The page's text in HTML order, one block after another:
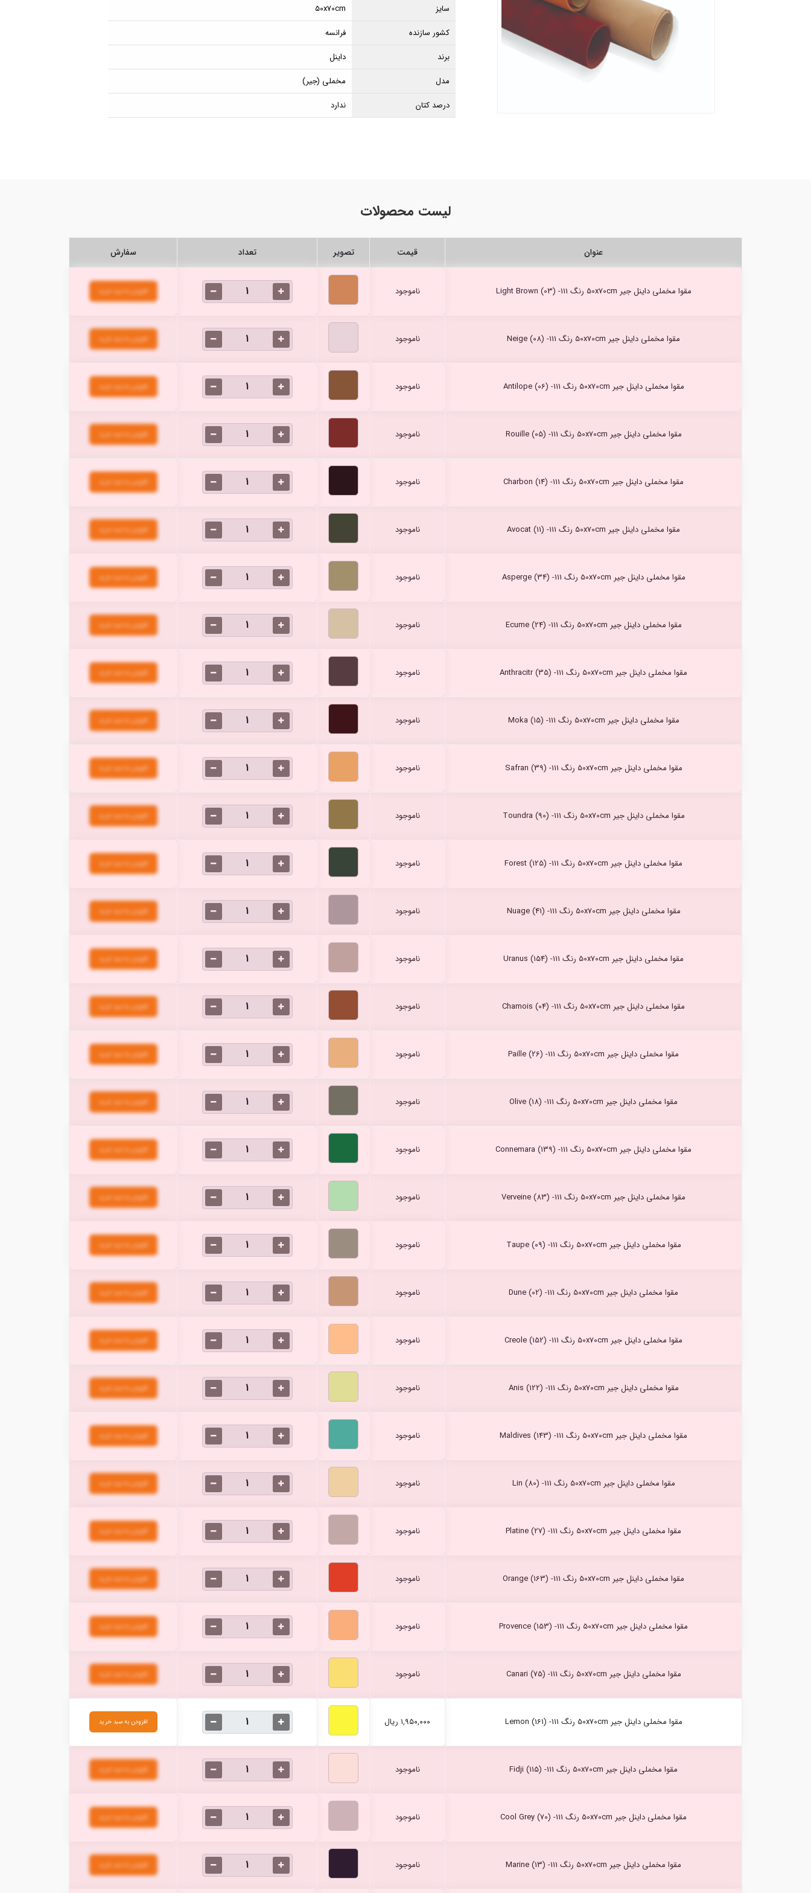
سایز
50x70cm
کشور سازنده
فرانسه
برند
داینل
مدل
مخملی (جیر)
درصد کتان
ندارد
لیست محصولات
عنوان قیمت تصویر تعداد سفارش
مقوا مخملی داینل جیر 50x70cm رنگ Light Brown (03) -111 ناموجود افزودن به سبد خرید
مقوا مخملی داینل جیر 50x70cm رنگ Neige (08) -111 ناموجود افزودن به سبد خرید
مقوا مخملی داینل جیر 50x70cm رنگ Antilope (06) -111 ناموجود افزودن به سبد خرید
مقوا مخملی داینل جیر 50x70cm رنگ Rouille (05) -111 ناموجود افزودن به سبد خرید
مقوا مخملی داینل جیر 50x70cm رنگ Charbon (14) -111 ناموجود افزودن به سبد خرید
مقوا مخملی داینل جیر 50x70cm رنگ Avocat (11) -111 ناموجود افزودن به سبد خرید
مقوا مخملی داینل جیر 50x70cm رنگ Asperge (34) -111 ناموجود افزودن به سبد خرید
مقوا مخملی داینل جیر 50x70cm رنگ Ecume (24) -111 ناموجود افزودن به سبد خرید
مقوا مخملی داینل جیر 50x70cm رنگ Anthracitr (35) -111 ناموجود افزودن به سبد خرید
مقوا مخملی داینل جیر 50x70cm رنگ Moka (15) -111 ناموجود افزودن به سبد خرید
مقوا مخملی داینل جیر 50x70cm رنگ Safran (39) -111 ناموجود افزودن به سبد خرید
مقوا مخملی داینل جیر 50x70cm رنگ Toundra (90) -111 ناموجود افزودن به سبد خرید
مقوا مخملی داینل جیر 50x70cm رنگ Forest (125) -111 ناموجود افزودن به سبد خرید
مقوا مخملی داینل جیر 50x70cm رنگ Nuage (41) -111 ناموجود افزودن به سبد خرید
مقوا مخملی داینل جیر 50x70cm رنگ Uranus (154) -111 ناموجود افزودن به سبد خرید
مقوا مخملی داینل جیر 50x70cm رنگ Chamois (04) -111 ناموجود افزودن به سبد خرید
مقوا مخملی داینل جیر 50x70cm رنگ Paille (26) -111 ناموجود افزودن به سبد خرید
مقوا مخملی داینل جیر 50x70cm رنگ Olive (18) -111 ناموجود افزودن به سبد خرید
مقوا مخملی داینل جیر 50x70cm رنگ Connemara (139) -111 ناموجود افزودن به سبد خرید
مقوا مخملی داینل جیر 50x70cm رنگ Verveine (83) -111 ناموجود افزودن به سبد خرید
مقوا مخملی داینل جیر 50x70cm رنگ Taupe (09) -111 ناموجود افزودن به سبد خرید
مقوا مخملی داینل جیر 50x70cm رنگ Dune (02) -111 ناموجود افزودن به سبد خرید
مقوا مخملی داینل جیر 50x70cm رنگ Creole (152) -111 ناموجود افزودن به سبد خرید
مقوا مخملی داینل جیر 50x70cm رنگ Anis (122) -111 ناموجود افزودن به سبد خرید
مقوا مخملی داینل جیر 50x70cm رنگ Maldives (143) -111 ناموجود افزودن به سبد خرید
مقوا مخملی داینل جیر 50x70cm رنگ Lin (80) -111 ناموجود افزودن به سبد خرید
مقوا مخملی داینل جیر 50x70cm رنگ Platine (27) -111 ناموجود افزودن به سبد خرید
مقوا مخملی داینل جیر 50x70cm رنگ Orange (163) -111 ناموجود افزودن به سبد خرید
مقوا مخملی داینل جیر 50x70cm رنگ Provence (153) -111 ناموجود افزودن به سبد خرید
مقوا مخملی داینل جیر 50x70cm رنگ Canari (75) -111 ناموجود افزودن به سبد خرید
مقوا مخملی داینل جیر 50x70cm رنگ Lemon (161) -111 ۱,۹۵۰,۰۰۰ ریال افزودن به سبد خرید
مقوا مخملی داینل جیر 50x70cm رنگ Fidji (115) -111 ناموجود افزودن به سبد خرید
مقوا مخملی داینل جیر 50x70cm رنگ Cool Grey (70) -111 ناموجود افزودن به سبد خرید
مقوا مخملی داینل جیر 50x70cm رنگ Marine (13) -111 ناموجود افزودن به سبد خرید